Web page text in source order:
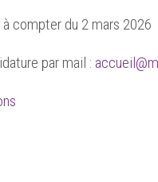
compter du 2 mars 2026
par mail :